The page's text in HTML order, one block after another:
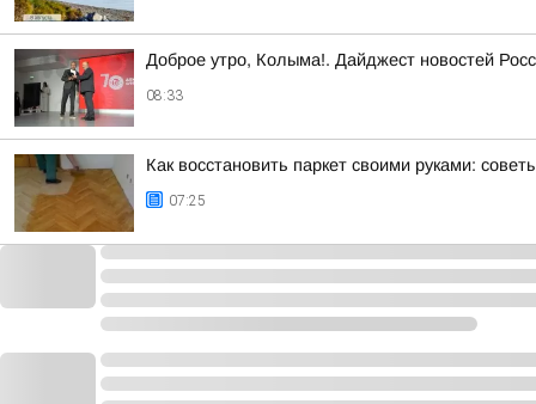
Доброе утро, Колыма!. Дайджест новостей
08:33
Как восстановить паркет своими руками:
07:25